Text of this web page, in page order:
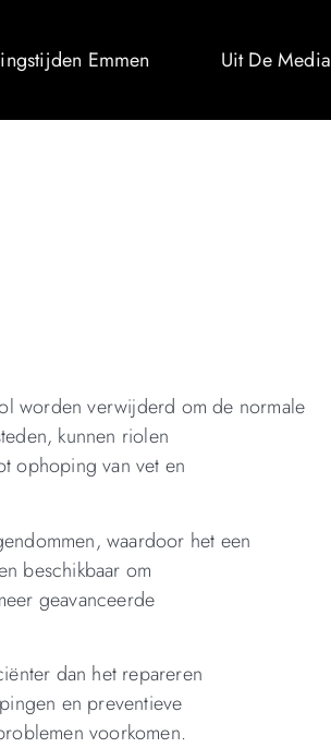
Emmen Uit De Media
worden verwijderd om de normale
kunnen riolen
ophoping van vet en
waardoor het een
beschikbaar om
geavanceerde
dan het repareren
en preventieve
voorkomen.